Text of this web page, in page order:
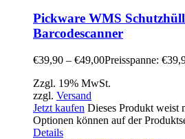
Pickware WMS
Barcodescanner
€39,90 – €49,00Preisspanne:
Zzgl. 19% MwSt.
zzgl. Versand
Jetzt kaufen Dieses Produkt weist
Optionen können auf der
Details